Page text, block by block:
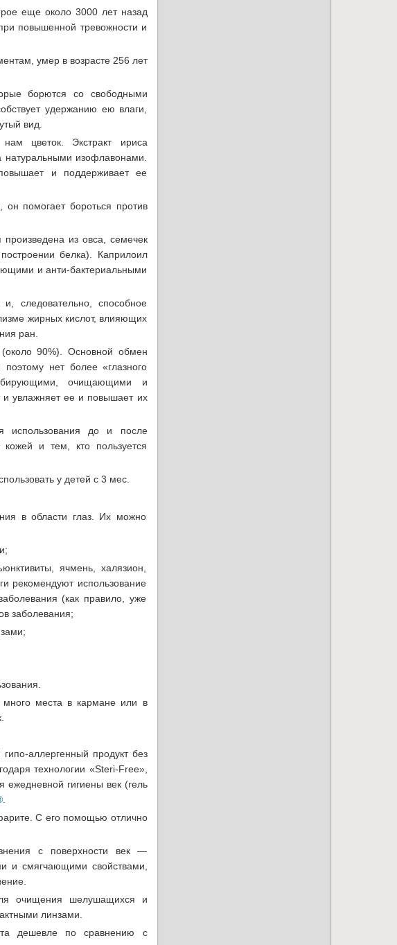
еще около 3000 лет назад
повышенной тревожности и
умер в возрасте 256 лет
борются со свободными
удержанию ею влаги,
вид.
цветок. Экстракт ириса
натуральными изофлавонами.
и поддерживает ее
он помогает бороться против
из овса, семечек
белка). Каприлоил
и анти-бактериальными
следовательно, способное
жирных кислот, влияющих
ран.
90%). Основной обмен
нет более «глазного
очищающими и
и увлажняет ее и повышает их
использования до и после
кожей и тем, кто пользуется
у детей с 3 мес.
в области глаз. Их можно
ячмень, халязион,
рекомендуют использование
(как правило, уже
заболевания;
много места в кармане или в
аллергенный продукт без
технологии «Steri-Free»,
ежедневной гигиены век (гель
.
С его помощью отлично
с поверхности век —
и смягчающими свойствами,
очищения шелушащихся и
линзами.
дешевле по сравнению с